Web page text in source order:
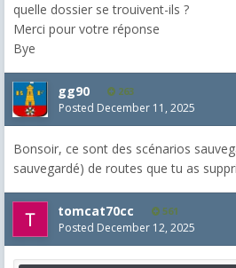
quelle dossier se trouivent-ils ?
Merci pour votre réponse
Bye
gg90 263
Posted December 11, 2025
Bonsoir, ce sont des scénarios
sauvegardé) de routes que tu as
tomcat70cc 561
Posted December 12, 2025